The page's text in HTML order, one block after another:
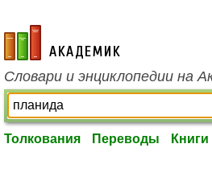
academic.ru
Словари и энциклопедии на
Толкования Переводы Книги